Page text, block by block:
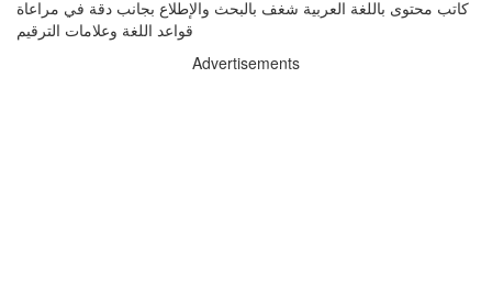
كاتب محتوى باللغة العربية شغف بالبحث والإطلاع بجانب دقة في مراعاة
قواعد اللغة وعلامات الترقيم
Advertisements